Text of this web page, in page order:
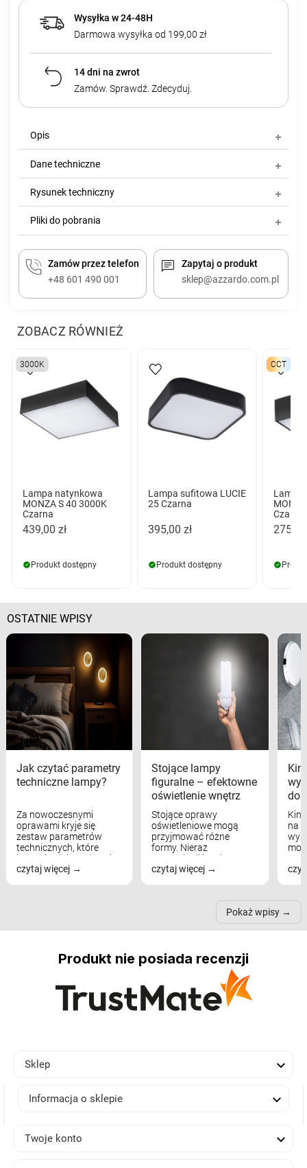
Wysyłka w 24-48H
Darmowa wysyłka od 199,00 zł
14 dni na zwrot
Zamów. Sprawdź. Zdecyduj.
Opis
Dane techniczne
Rysunek techniczny
Pliki do pobrania
Zamów przez telefon
+48 601 490 001
Zapytaj o produkt
sklep@azzardo.com.pl
ZOBACZ RÓWNIEŻ
3000K
Lampa natynkowa
MONZA S 40 3000K
Czarna
439,00 zł
Produkt dostępny
Lampa sufitowa LUCIE
25 Czarna
395,00 zł
Produkt dostępny
CCT
Lampa
Czarna
275,00
OSTATNIE WPISY
Jak czytać parametry
techniczne lampy?
Za nowoczesnymi
oprawami kryje się
zestaw parametrów
technicznych, które
bezpośrednio wpływają
na komfort widzenia,
czytaj więcej
Stojące lampy
figuralne – efektowne
oświetlenie wnętrz
Stojące oprawy
oświetleniowe mogą
przyjmować różne
formy. Nieraz
wspominaliśmy już
modele na łukowych
nich może przydać się w
czytaj więcej
na
Pokaż wpisy
Produkt nie posiada recenzji
Sklep 
Informacja o sklepie 
Twoje konto 